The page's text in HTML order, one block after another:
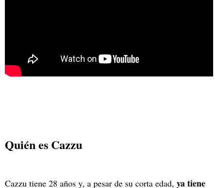
Quién es Cazzu
Cazzu tiene 28 años y, a pesar de su corta edad, ya tiene